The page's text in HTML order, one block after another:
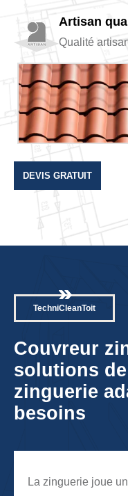
Artisan
Qualité
DEVIS GRATUIT
TechniCleanToit
Couvreur
solutions
zinguerie
besoins
La zinguerie joue